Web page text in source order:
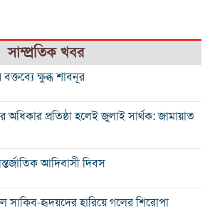
সাম্প্রতিক খবর
ক্ষুব্ধ শাবনূর
অধিকার প্রতিষ্ঠা হলেই জুলাই সার্থক: জামায়াত
আদিবাসী দিবস
সাকিব-হৃদয়দের হারিয়ে গলের শিরোপা